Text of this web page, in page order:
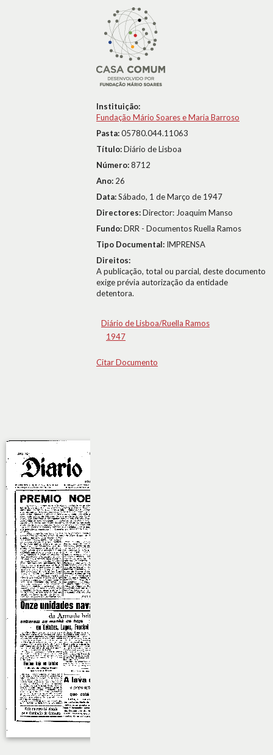
Instituição:
Fundação Mário Soares e Maria Barroso
Pasta:05780.044.11063
Título:Diário de Lisboa
Número:8712
Ano: 26
Data:Sábado, 1 de Março de 1947
Directores:Director: Joaquim Manso
Fundo:DRR - Documentos Ruella Ramos
Tipo Documental: IMPRENSA
Direitos:
A publicação, total ou parcial, deste documento
exige prévia autorização da entidade
detentora.
Diário de Lisboa/Ruella Ramos
1947
Citar Documento